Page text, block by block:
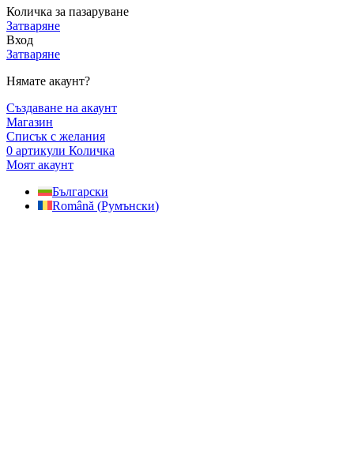
Количка за пазаруване
Затваряне
Вход
Затваряне
Нямате акаунт?
Създаване на акаунт
Магазин
Списък с желания
0 артикули Количка
Моят акаунт
Български
Română (Румънски)